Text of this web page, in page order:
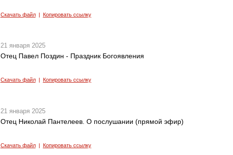
Скачать файл| Копировать ссылку
21 января 2025
Отец Павел Поздин - Праздник Богоявления
Скачать файл| Копировать ссылку
21 января 2025
Отец Николай Пантелеев. О послушании (прямой эфир)
Скачать файл| Копировать ссылку